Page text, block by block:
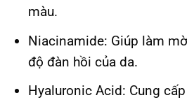
màu.
Niacinamide: Giúp làm
độ đàn hồi của da.
Hyaluronic Acid: Cung